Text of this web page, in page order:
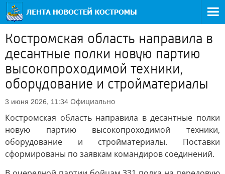
Костромская область направила в
десантные полки новую партию
высокопроходимой техники,
оборудование и стройматериалы
3 июня 2026, 11:34 Официально
Костромская область направила в десантные полки
новую партию высокопроходимой техники,
оборудование и стройматериалы. Поставки
сформированы по заявкам командиров соединений.